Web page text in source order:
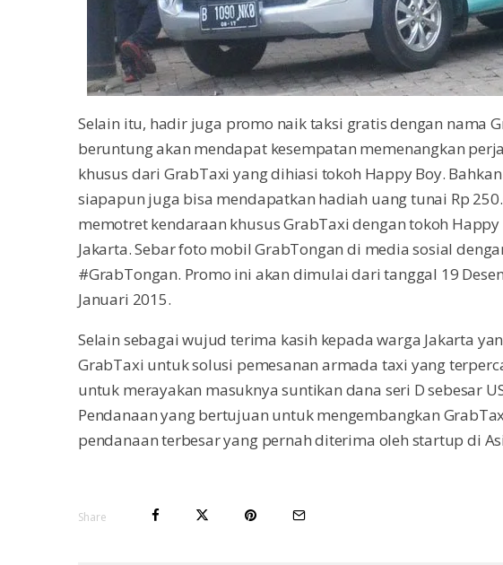
Selain itu, hadir juga promo naik taksi gratis dengan nama
beruntung akan mendapat kesempatan memenangkan
khusus dari GrabTaxi yang dihiasi tokoh Happy Boy.
siapapun juga bisa mendapatkan hadiah uang tunai Rp
memotret kendaraan khusus GrabTaxi dengan tokoh
Jakarta. Sebar foto mobil GrabTongan di media sosial
#GrabTongan. Promo ini akan dimulai dari tanggal 19
Januari 2015.
Selain sebagai wujud terima kasih kepada warga Jakarta
GrabTaxi untuk solusi pemesanan armada taxi yang
untuk merayakan masuknya suntikan dana seri D sebesar
Pendanaan yang bertujuan untuk mengembangkan
pendanaan terbesar yang pernah diterima oleh startup di
Share